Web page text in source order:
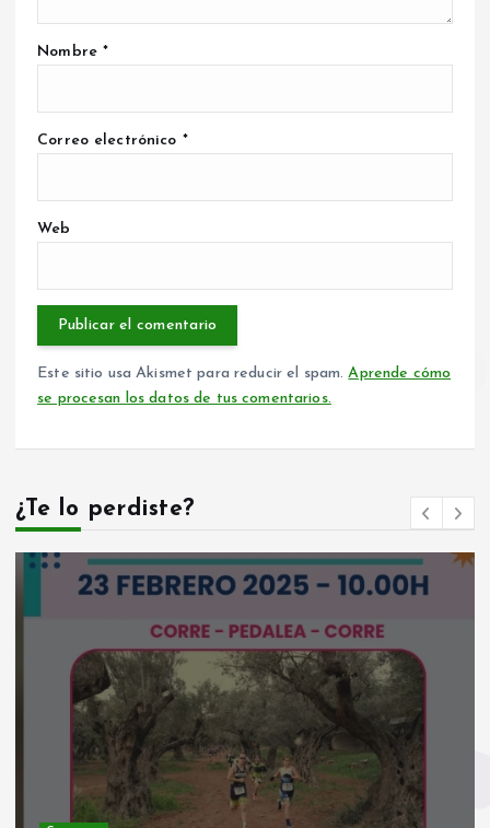
Nombre*
Correo electrónico *
Web
Este sitio usa Akismet para reducir el spam.Aprende cómo
se procesan los datos de tus comentarios.
¿Te lo perdiste?